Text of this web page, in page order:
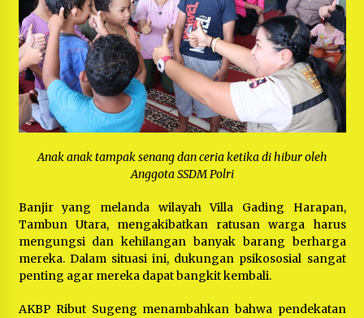
Anak anak tampak senang dan ceria ketika di hibur oleh
Anggota SSDM Polri
Banjir yang melanda wilayah Villa Gading Harapan,
Tambun Utara, mengakibatkan ratusan warga harus
mengungsi dan kehilangan banyak barang berharga
mereka. Dalam situasi ini, dukungan psikososial sangat
penting agar mereka dapat bangkit kembali.
AKBP Ribut Sugeng menambahkan bahwa pendekatan